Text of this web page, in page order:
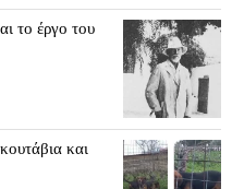
το έργο του
και